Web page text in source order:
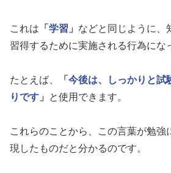
これは 「学習」 などと同じように、
習得するために実施される行為にな
たとえば、
「今後は、しっかりと
りです」
と使用できます。
これらのことから、この言葉が勉強
現したものだと分かるのです。